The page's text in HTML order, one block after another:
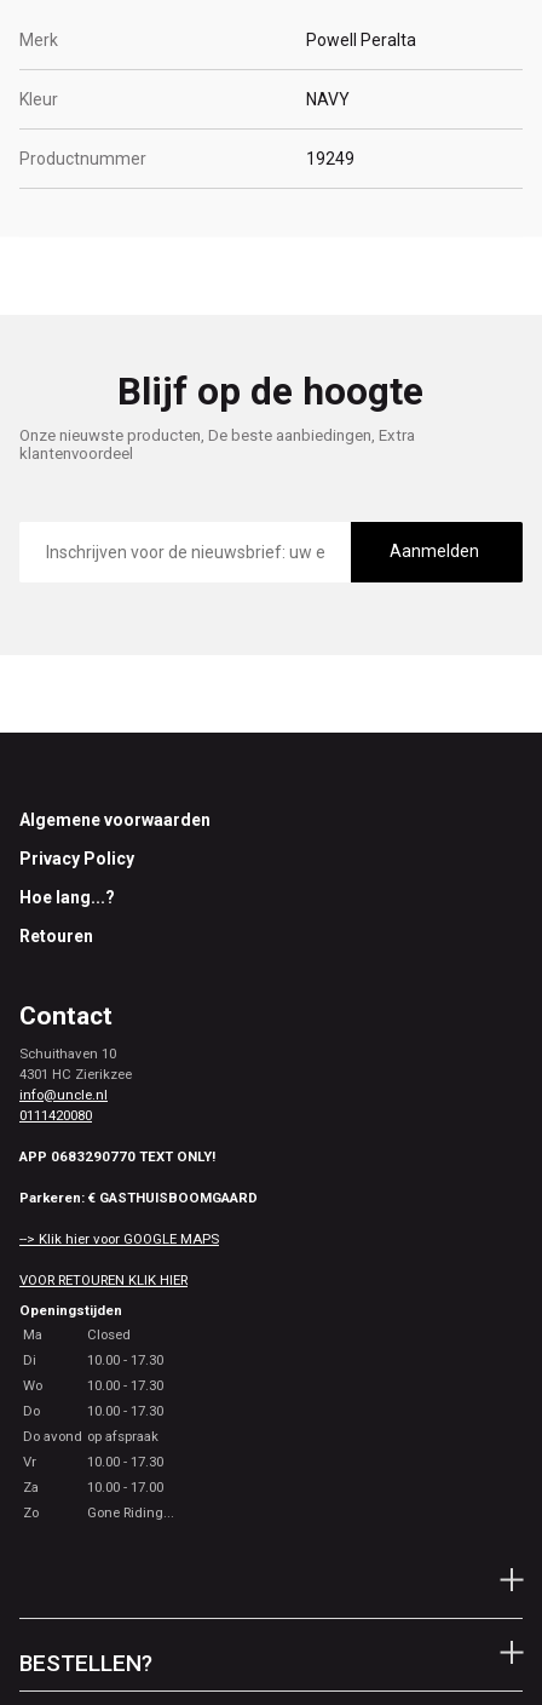
Merk Powell Peralta
Kleur NAVY
Productnummer 19249
Blijf op de hoogte
Onze nieuwste producten, De beste aanbiedingen, Extra
klantenvoordeel
mailadres
Aanmelden
Footer
Algemene voorwaarden
Privacy Policy
Hoe lang...?
Retouren
Contact
Schuithaven 10
4301 HC Zierikzee
info@uncle.nl
0111420080
APP 0683290770 TEXT ONLY!
Parkeren: € GASTHUISBOOMGAARD
--> Klik hier voor GOOGLE MAPS
VOOR RETOUREN KLIK HIER
Openingstijden
Ma
Closed
Di
10.00 - 17.30
Wo
10.00 - 17.30
Do
10.00 - 17.30
Do avond op afspraak
Vr
10.00 - 17.30
Za
10.00 - 17.00
Zo
Gone Riding...
BESTELLEN?